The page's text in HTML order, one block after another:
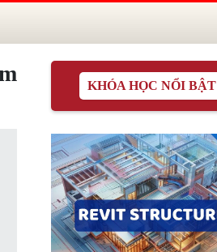
KHÓA HỌC NỔI BẬT